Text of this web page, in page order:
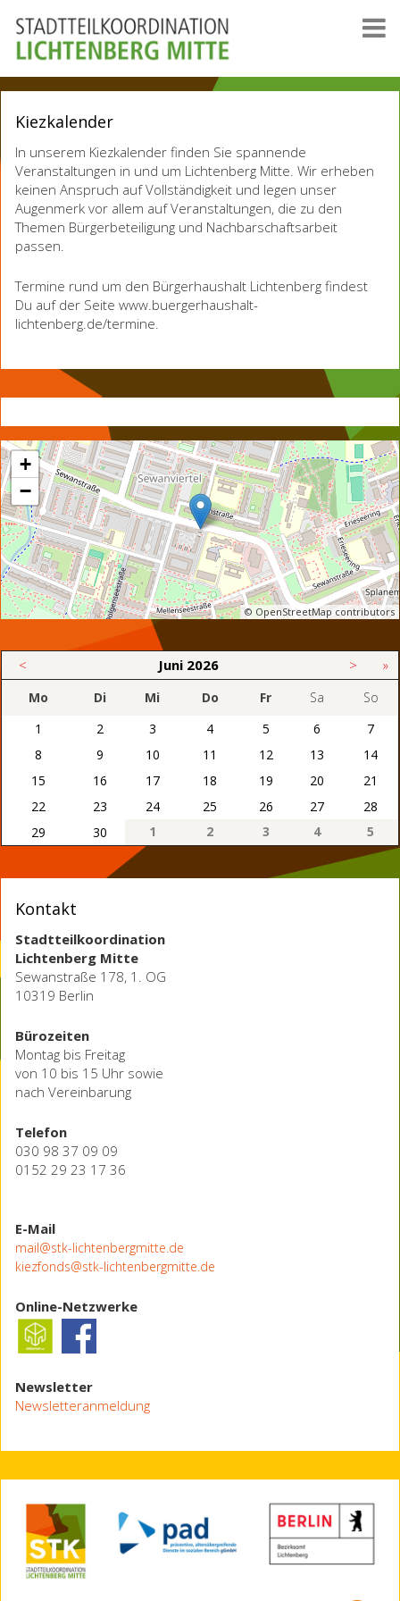
Kiezkalender
In unserem Kiezkalender finden Sie spannende
Veranstaltungen in und um Lichtenberg Mitte. Wir erheben
keinen Anspruch auf Vollständigkeit und legen unser
Augenmerk vor allem auf Veranstaltungen, die zu den
Themen Bürgerbeteiligung und Nachbarschaftsarbeit
passen.
Termine rund um den Bürgerhaushalt Lichtenberg findest
Du auf der Seite www.buergerhaushalt-
lichtenberg.de/termine.
+
−
© OpenStreetMap contributors
< Juni 2026 > »
Mo Di Mi Do Fr Sa
So
1
2 3 4 5 6
7
8
9 10 11 12 13
14
15
16 17 18 19 20
21
22
23 24 25 26 27
28
29
30 1 2 3 4 5
Kontakt
Stadtteilkoordination
Lichtenberg Mitte
Sewanstraße 178, 1. OG
10319 Berlin
Bürozeiten
Montag bis Freitag
von 10 bis 15 Uhr sowie
nach Vereinbarung
Telefon
030 98 37 09 09
0152 29 23 17 36
E-Mail
mail@stk-lichtenbergmitte.de
kiezfonds@stk-lichtenbergmitte.de
Online-Netzwerke
Newsletter
Newsletteranmeldung